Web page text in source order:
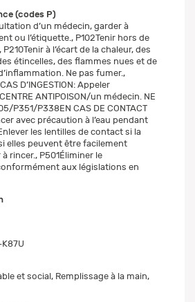
(codes P)
d’un médecin, garder à
ou l’étiquette., P102Tenir hors de
à l’écart de la chaleur, des
étincelles, des flammes nues et de
Ne pas fumer.,
D’INGESTION: Appeler
ANTIPOISON/un médecin. NE
P351/P338EN CAS DE CONTACT
avec précaution à l’eau pendant
les lentilles de contact si la
elles peuvent être facilement
rincer., P501Éliminer le
aux législations en
et social, Remplissage à la main,